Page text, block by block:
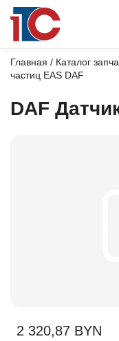
Главная / Каталог
частиц EAS DAF
DAF
2 320,87 BYN